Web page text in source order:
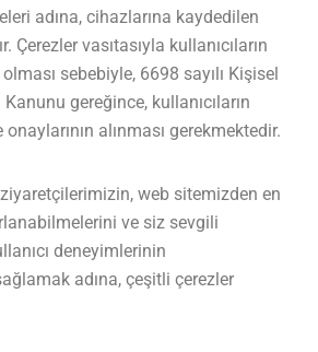
adına, cihazlarına kaydedilen
Çerezler vasıtasıyla kullanıcıların
sebebiyle, 6698 sayılı Kişisel
gereğince, kullanıcıların
alınması gerekmektedir.
web sitemizden en
ve siz sevgili
deneyimlerinin
adına, çeşitli çerezler